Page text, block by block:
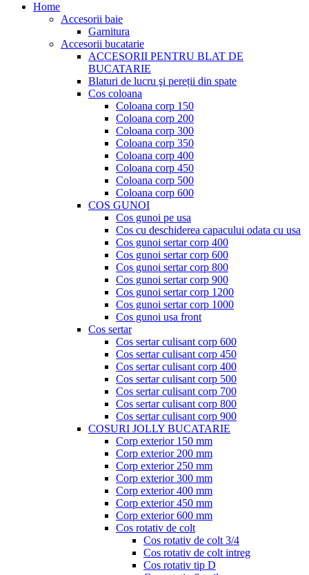
Home
Accesorii baie
Garnitura
Accesorii bucatarie
ACCESORII PENTRU BLAT DE
BUCATARIE
Blaturi de lucru şi pereții din spate
Cos coloana
Coloana corp 150
Coloana corp 200
Coloana corp 300
Coloana corp 350
Coloana corp 400
Coloana corp 450
Coloana corp 500
Coloana corp 600
COS GUNOI
Cos gunoi pe usa
Cos cu deschiderea capacului odata cu usa
Cos gunoi sertar corp 400
Cos gunoi sertar corp 600
Cos gunoi sertar corp 800
Cos gunoi sertar corp 900
Cos gunoi sertar corp 1200
Cos gunoi sertar corp 1000
Cos gunoi usa front
Cos sertar
Cos sertar culisant corp 600
Cos sertar culisant corp 450
Cos sertar culisant corp 400
Cos sertar culisant corp 500
Cos sertar culisant corp 700
Cos sertar culisant corp 800
Cos sertar culisant corp 900
COSURI JOLLY BUCATARIE
Corp exterior 150 mm
Corp exterior 200 mm
Corp exterior 250 mm
Corp exterior 300 mm
Corp exterior 400 mm
Corp exterior 450 mm
Corp exterior 600 mm
Cos rotativ de colt
Cos rotativ de colt 3/4
Cos rotativ de colt intreg
Cos rotativ tip D